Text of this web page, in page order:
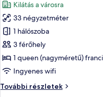
szoba
összes
képének
megtekintése:
Mystique
Deluxe
Sauna
French
Kilátás a városra
33 négyzetméter
1 hálószoba
3 férőhely
1 queen (nagyméretű)
Ingyenes wifi
További részletek
Mystique